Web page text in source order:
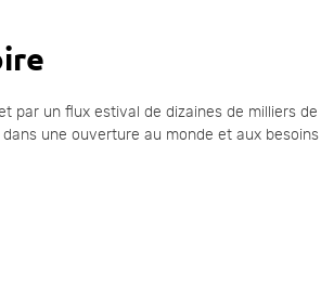
par un flux estival de dizaines de milliers
une ouverture au monde et aux